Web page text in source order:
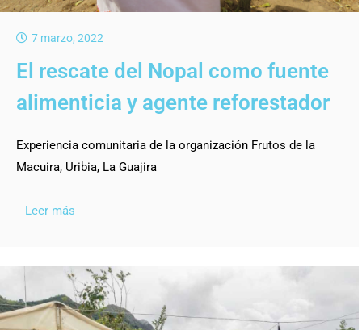
7 marzo, 2022
El rescate del Nopal como fuente
alimenticia y agente reforestador
Experiencia comunitaria de la organización Frutos de la
Macuira, Uribia, La Guajira
Leer más